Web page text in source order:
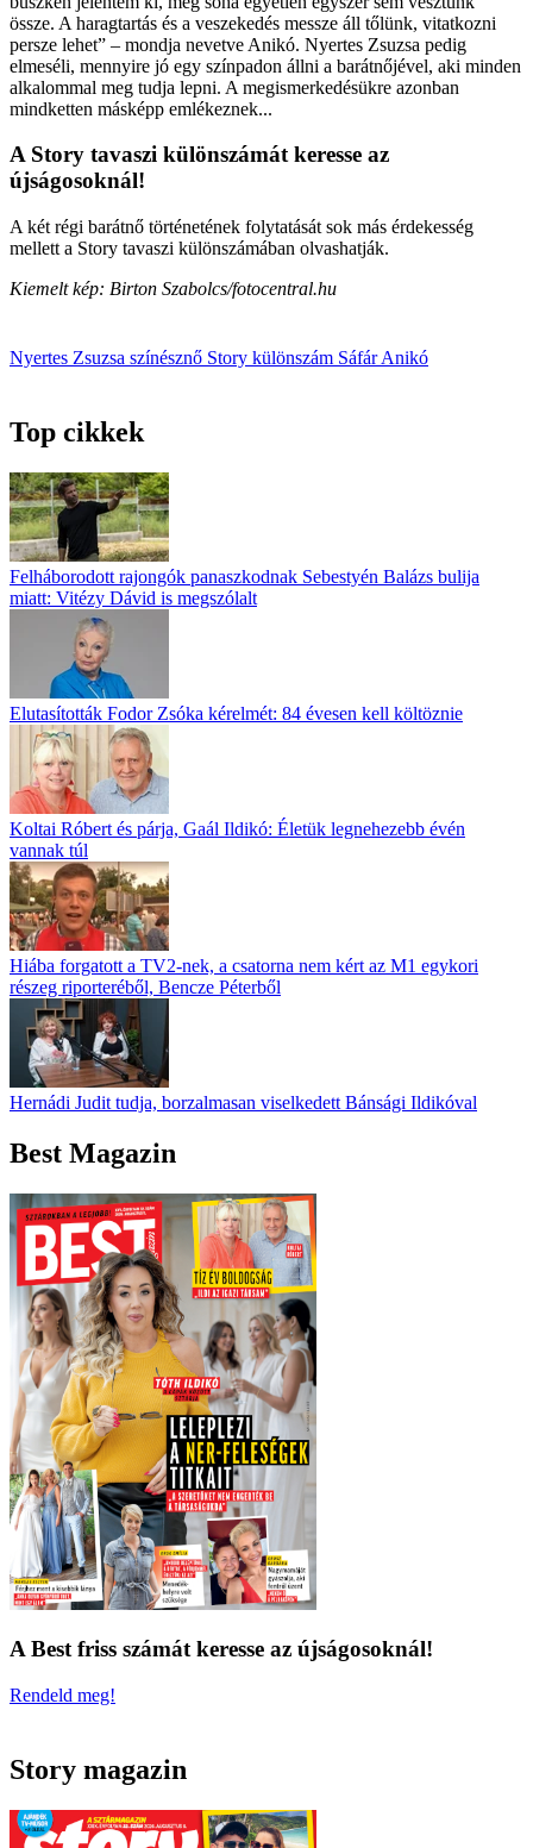
össze. A haragtartás és a veszekedés messze áll tőlünk, vitatkozni
persze lehet” – mondja nevetve Anikó. Nyertes Zsuzsa pedig
elmeséli, mennyire jó egy színpadon állni a barátnőjével, aki minden
alkalommal meg tudja lepni. A megismerkedésükre azonban
mindketten másképp emlékeznek...
A Story tavaszi különszámát keresse az
újságosoknál!
A két régi barátnő történetének folytatását sok más érdekesség
mellett a Story tavaszi különszámában olvashatják.
Kiemelt kép: Birton Szabolcs/fotocentral.hu
Nyertes Zsuzsa színésznő Story különszám Sáfár Anikó
Top cikkek
Felháborodott rajongók panaszkodnak Sebestyén Balázs bulija
miatt: Vitézy Dávid is megszólalt
Elutasították Fodor Zsóka kérelmét: 84 évesen kell költöznie
Koltai Róbert és párja, Gaál Ildikó: Életük legnehezebb évén
vannak túl
Hiába forgatott a TV2-nek, a csatorna nem kért az M1 egykori
részeg riporteréből, Bencze Péterből
Hernádi Judit tudja, borzalmasan viselkedett Bánsági Ildikóval
Best Magazin
A Best friss számát keresse az újságosoknál!
Rendeld meg!
Story magazin